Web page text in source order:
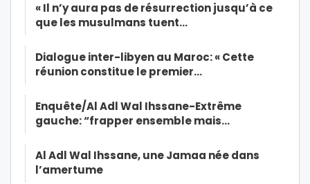
« Il n’y aura pas de résurrection jusqu’à ce
que les musulmans tuent…
Dialogue inter-libyen au Maroc: « Cette
réunion constitue le premier…
Enquête/Al Adl Wal Ihssane-Extrême
gauche: “frapper ensemble mais…
Al Adl Wal Ihssane, une Jamaa née dans
l’amertume